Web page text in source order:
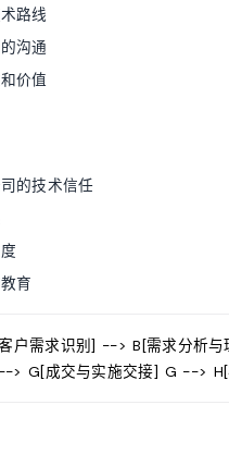
路线
沟通
价值
的技术信任
育
需求识别] --> B[需求分析
G[成交与实施交接] G -->